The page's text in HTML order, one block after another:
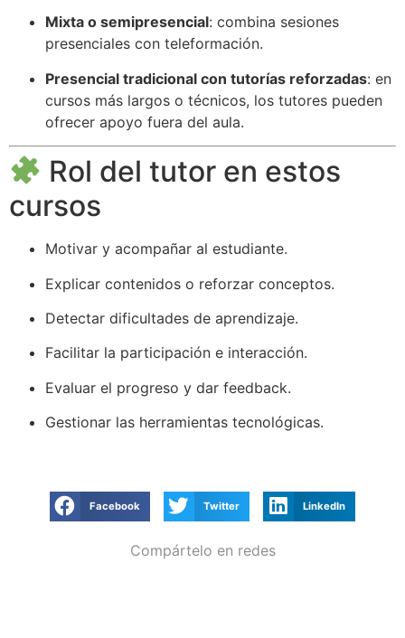
Mixta o semipresencial: combina sesiones
presenciales con teleformación.
Presencial tradicional con tutorías reforzadas: en
cursos más largos o técnicos, los tutores pueden
ofrecer apoyo fuera del aula.
Rol del tutor en estos
cursos
Motivar y acompañar al estudiante.
Explicar contenidos o reforzar conceptos.
Detectar dificultades de aprendizaje.
Facilitar la participación e interacción.
Evaluar el progreso y dar feedback.
Gestionar las herramientas tecnológicas.
Facebook Twitter LinkedIn
Compártelo en redes